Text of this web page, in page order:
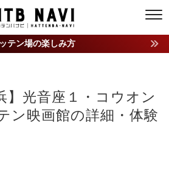
テン場の楽しみ方
】光音座１・コウオン
ン映画館の詳細・体験